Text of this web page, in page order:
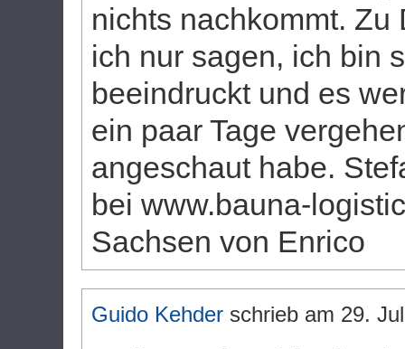
nichts nachkommt. Zu
ich nur sagen, ich bin
beeindruckt und es
ein paar Tage
angeschaut habe.
bei www.bauna-
Sachsen von Enrico
Guido Kehder schrieb am 29.